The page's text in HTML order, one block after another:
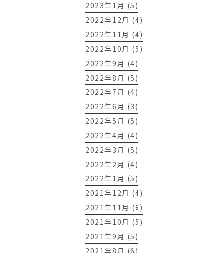
2023年1月 (5)
2022年12月 (4)
2022年11月 (4)
2022年10月 (5)
2022年9月 (4)
2022年8月 (5)
2022年7月 (4)
2022年6月 (3)
2022年5月 (5)
2022年4月 (4)
2022年3月 (5)
2022年2月 (4)
2022年1月 (5)
2021年12月 (4)
2021年11月 (6)
2021年10月 (5)
2021年9月 (5)
2021年8月 (6)